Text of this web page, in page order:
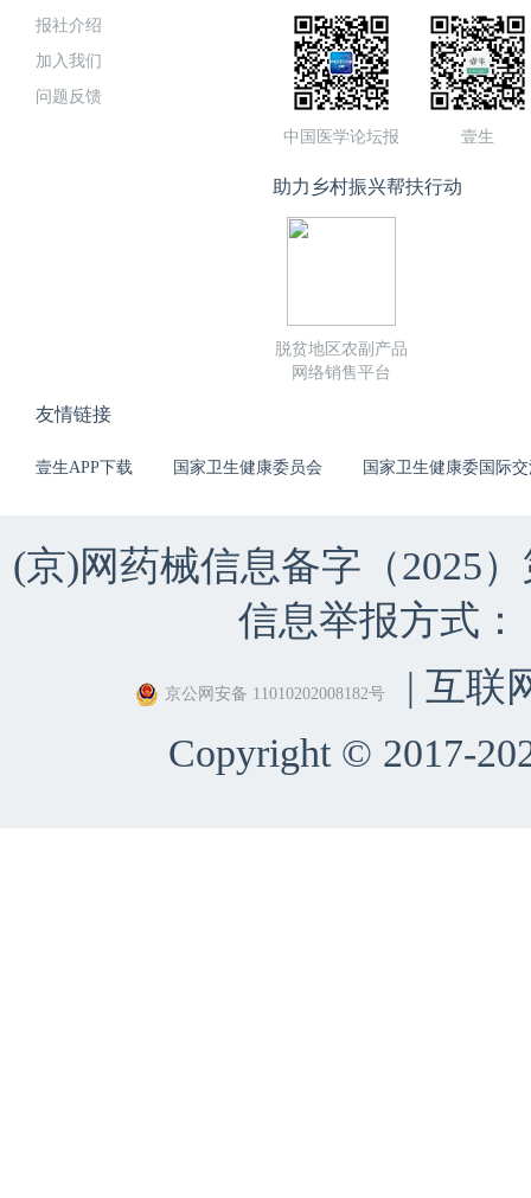
报社介绍
加入我们
问题反馈
中国医学论坛报 壹生
助力乡村振兴帮扶行动
脱贫地区农副产品
网络销售平台
友情链接
壹生APP下载 国家卫生健康委员会 国家卫生健康委国际
(京)网药械信息备字（2025
信息举报方式：
京公网安备 11010202008182号
| 互联
Copyright © 2017-